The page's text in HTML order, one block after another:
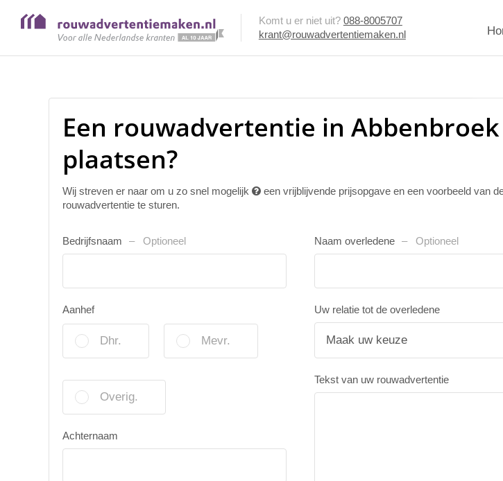
Komt u er niet uit? 088-8005707
krant@rouwadvertentiemaken.nl
Een rouwadvertentie in Abbenbroek
plaatsen?
Wij streven er naar om u zo snel mogelijk
een vrijblijvende prijsopgave en een voorbeeld van
rouwadvertentie te sturen.
Bedrijfsnaam Optioneel
Aanhef
Dhr. Mevr.
Overig.
Achternaam
Naam overledene Optioneel
Uw relatie tot de overledene
Tekst van uw rouwadvertentie